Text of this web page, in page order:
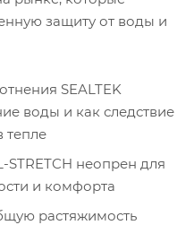
защиту от воды и
SEALTEK
воды и как следствие
тепле
STRETCH неопрен для
и комфорта
растяжимость